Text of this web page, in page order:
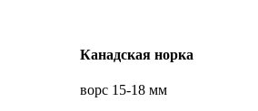
Канадская норка
ворс 15-18 мм